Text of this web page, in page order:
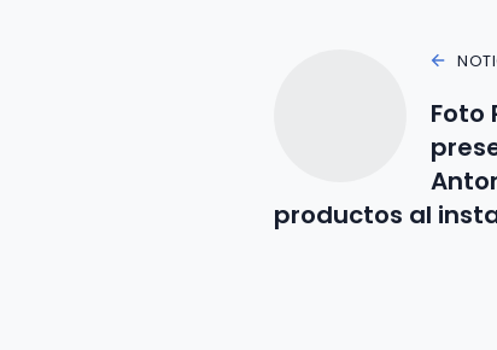
Foto
productos al